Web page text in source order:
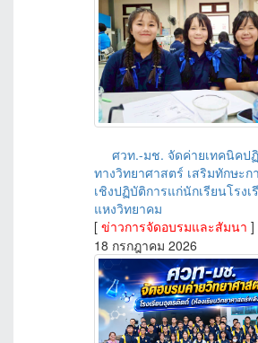
ศวท.-มช. จัดค่ายเทคนิคป
ทางวิทยาศาสตร์ เสริมทักษะก
เชิงปฏิบัติการแก่นักเรียนโรงเ
แหงวิทยาคม
[ ข่าวการจัดอบรมและสัมนา ]
18 กรกฎาคม 2026